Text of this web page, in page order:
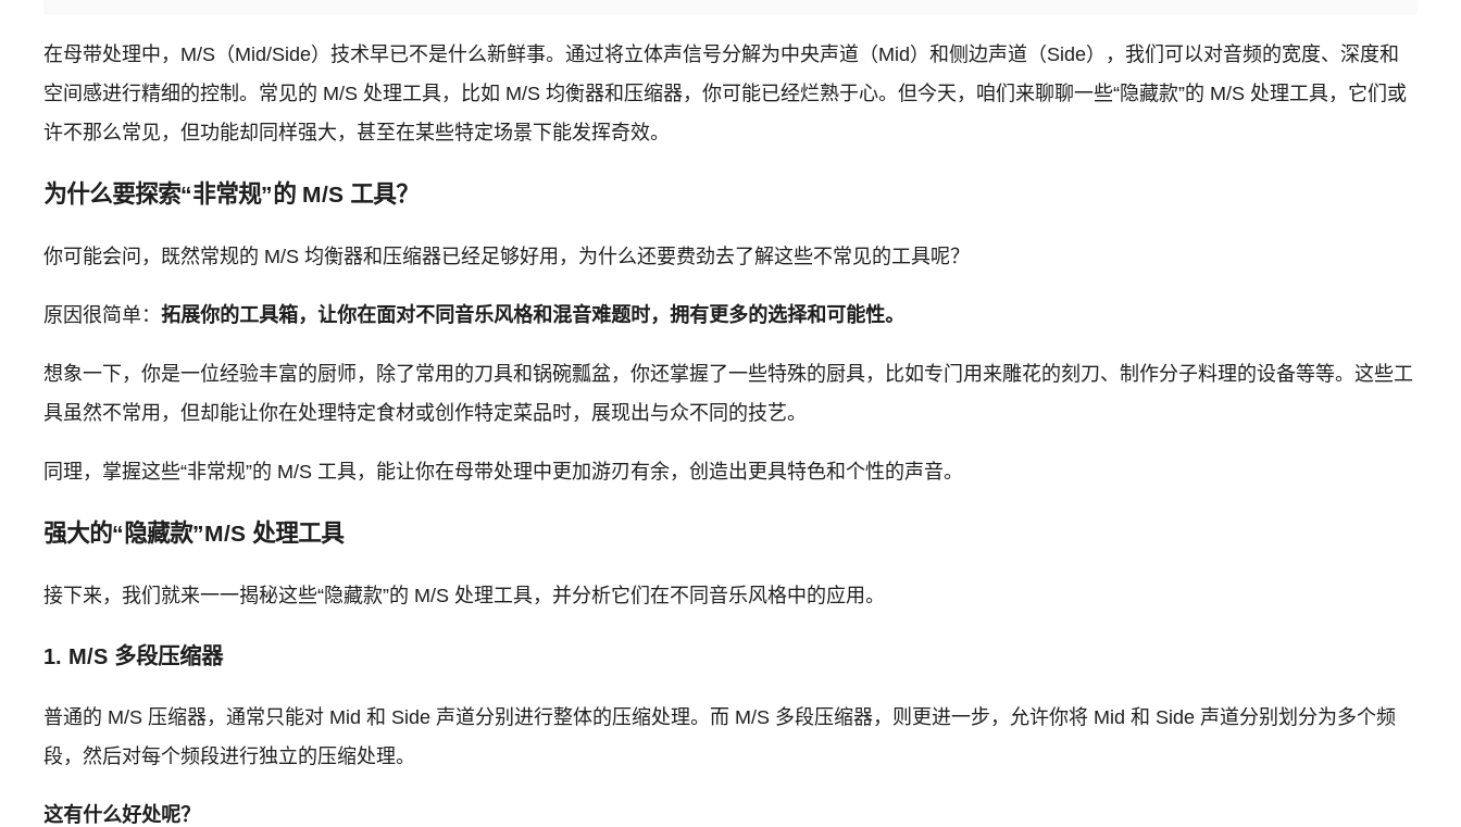
在母带处理中，M/S（Mid/Side）技术早已不是什么新鲜事。通过将立体声信号分解为中央声道（Mid）和侧边声道（Side），我们可以对音频的宽度、深度和
空间感进行精细的控制。常见的 M/S 处理工具，比如 M/S 均衡器和压缩器，你可能已经烂熟于心。但今天，咱们来聊聊一些“隐藏款”的 M/S 处理工具，它们或
许不那么常见，但功能却同样强大，甚至在某些特定场景下能发挥奇效。
为什么要探索“非常规”的 M/S 工具？
你可能会问，既然常规的 M/S 均衡器和压缩器已经足够好用，为什么还要费劲去了解这些不常见的工具呢？
原因很简单：拓展你的工具箱，让你在面对不同音乐风格和混音难题时，拥有更多的选择和可能性。
想象一下，你是一位经验丰富的厨师，除了常用的刀具和锅碗瓢盆，你还掌握了一些特殊的厨具，比如专门用来雕花的刻刀、制作分子料理的设备等等。这些工
具虽然不常用，但却能让你在处理特定食材或创作特定菜品时，展现出与众不同的技艺。
同理，掌握这些“非常规”的 M/S 工具，能让你在母带处理中更加游刃有余，创造出更具特色和个性的声音。
强大的“隐藏款”M/S 处理工具
接下来，我们就来一一揭秘这些“隐藏款”的 M/S 处理工具，并分析它们在不同音乐风格中的应用。
1. M/S 多段压缩器
普通的 M/S 压缩器，通常只能对 Mid 和 Side 声道分别进行整体的压缩处理。而 M/S 多段压缩器，则更进一步，允许你将 Mid 和 Side 声道分别划分为多个频
段，然后对每个频段进行独立的压缩处理。
这有什么好处呢？